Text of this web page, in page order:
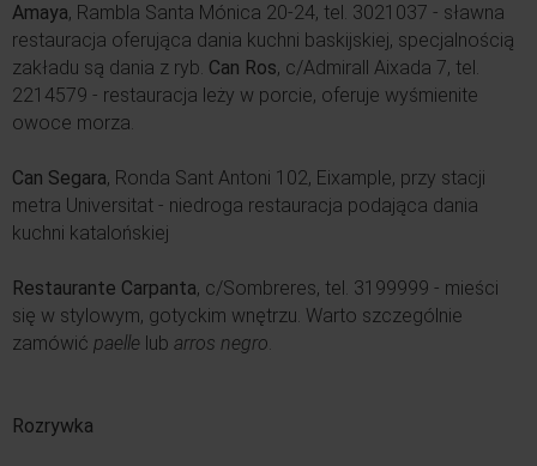
Amaya, Rambla Santa Mónica 20-24, tel. 3021037 - sławna
restauracja oferująca dania kuchni baskijskiej, specjalnością
zakładu są dania z ryb. Can Ros, c/Admirall Aixada 7, tel.
2214579 - restauracja leży w porcie, oferuje wyśmienite
owoce morza.
Can Segara, Ronda Sant Antoni 102, Eixample, przy stacji
metra Universitat - niedroga restauracja podająca dania
kuchni katalońskiej
Restaurante Carpanta, c/Sombreres, tel. 3199999 - mieści
się w stylowym, gotyckim wnętrzu. Warto szczególnie
zamówić paelle lub arros negro.
Rozrywka